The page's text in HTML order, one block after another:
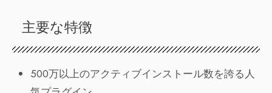
主要な特徴
500万以上のアクティブインストール数を誇る人